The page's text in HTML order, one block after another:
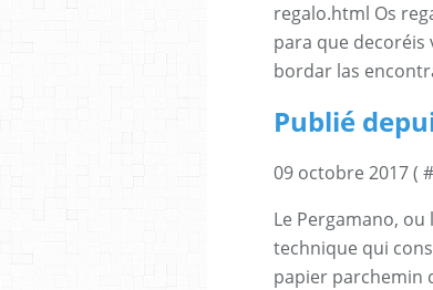
regalo.html Os
para que decoréis
bordar las
Publié
09 octobre 2017 ( #
Le Pergamano,
technique qui
papier parchemin